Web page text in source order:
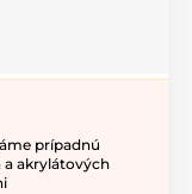
prípadnú
a akrylátových